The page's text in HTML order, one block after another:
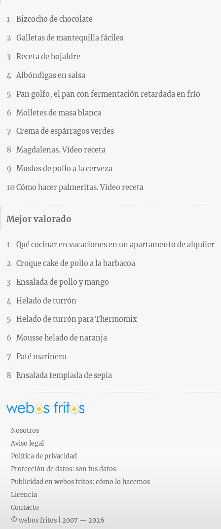
Bizcocho de chocolate
Galletas de mantequilla fáciles
Receta de hojaldre
Albóndigas en salsa
Pan golfo, el pan con fermentación retardada en frío
Molletes de masa blanca
Crema de espárragos verdes
Magdalenas. Vídeo receta
Muslos de pollo a la cerveza
Cómo hacer palmeritas. Vídeo receta
Mejor valorado
Qué cocinar en vacaciones en un apartamento de alquiler
Croque cake de pollo a la barbacoa
Ensalada de pollo y mango
Helado de turrón
Helado de turrón para Thermomix
Mousse helado de naranja
Paté marinero
Ensalada templada de sepia
Nosotros
Aviso legal
Política de privacidad
Protección de datos: son tus datos
Publicidad en webos fritos: cómo lo hacemos
Licencia
Contacto
© webos fritos | 2007 — 2026